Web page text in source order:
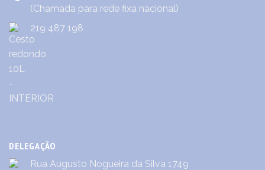
(Chamada para rede fixa nacional)
219 487 198
DELEGAÇÃO
Rua Augusto Nogueira da Silva 1749